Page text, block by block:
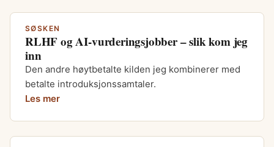
SØSKEN
RLHF og AI-vurderingsjobber – slik kom jeg
inn
Den andre høytbetalte kilden jeg kombinerer med
betalte introduksjonssamtaler.
Les mer